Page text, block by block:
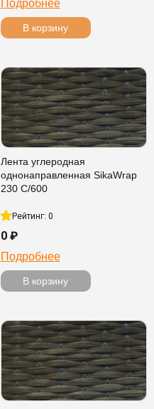
Подробнее
В корзину
Лента углеродная
однонаправленная SikaWrap
230 C/600
Рейтинг: 0
0 ₽
Подробнее
В корзину